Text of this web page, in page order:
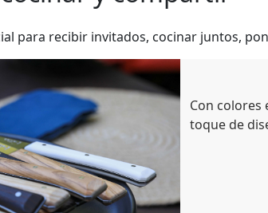
para recibir invitados, cocinar juntos,
Con colores
toque de